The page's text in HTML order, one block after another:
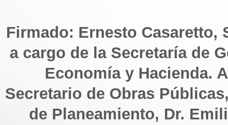
Firmado: Ernesto Casaretto,
a cargo de la Secretaría de
Economía y Hacienda.
Secretario de Obras
de Planeamiento, Dr.